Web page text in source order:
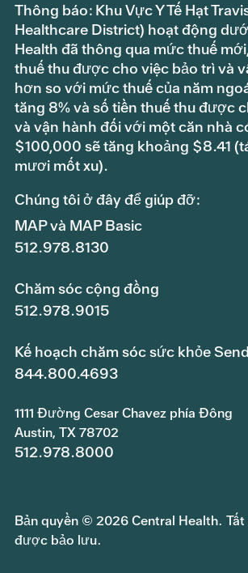
Thông báo: Khu Vực Y Tế Hạt
Healthcare District) hoạt động
Health đã thông qua mức thuế
thuế thu được cho việc bảo trì và
hơn so với mức thuế của năm
tăng 8% và số tiền thuế thu được
và vận hành đối với một căn nhà
$100,000 sẽ tăng khoảng $8.41
mươi mốt xu).
Chúng tôi ở đây để giúp đỡ:
MAP và MAP Basic
512.978.8130
Chăm sóc cộng đồng
512.978.9015
Kế hoạch chăm sóc sức khỏe
844.800.4693
1111 Đường Cesar Chavez phía Đông
Austin, TX 78702
512.978.8000
Bản quyền © 2026 Central Health.
được bảo lưu.